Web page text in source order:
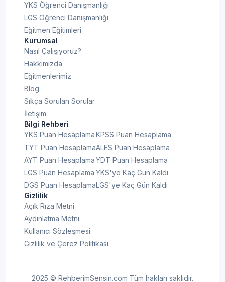
YKS Öğrenci Danışmanlığı
LGS Öğrenci Danışmanlığı
Eğitmen Eğitimleri
Kurumsal
Nasıl Çalışıyoruz?
Hakkımızda
Eğitmenlerimiz
Blog
Sıkça Sorulan Sorular
İletişim
Bilgi Rehberi
YKS Puan Hesaplama
TYT Puan Hesaplama
AYT Puan Hesaplama
LGS Puan Hesaplama
DGS Puan Hesaplama
KPSS Puan Hesaplama
ALES Puan Hesaplama
YDT Puan Hesaplama
YKS'ye Kaç Gün Kaldı
LGS'ye Kaç Gün Kaldı
Gizlilik
Açık Rıza Metni
Aydınlatma Metni
Kullanıcı Sözleşmesi
Gizlilik ve Çerez Politikası
2025 © RehberimSensin.com Tüm hakları saklıdır.